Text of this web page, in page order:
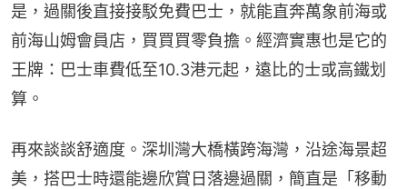
是，過關後直接接駁免費巴士，就能直奔萬象前海或
前海山姆會員店，買買買零負擔。經濟實惠也是它的
王牌：巴士車費低至10.3港元起，遠比的士或高鐵划
算。
再來談談舒適度。深圳灣大橋橫跨海灣，沿途海景超
美，搭巴士時還能邊欣賞日落邊過關，簡直是「移動